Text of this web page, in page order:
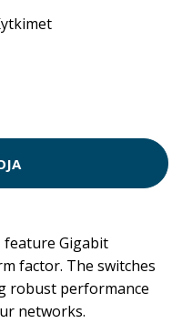
feature Gigabit
factor. The switches
robust performance
networks.